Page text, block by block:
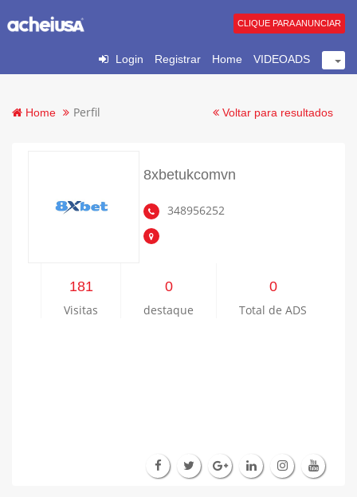
Login Registrar Home VIDEOADS
CLIQUE PARA ANUNCIAR
Home Perfil Voltar para resultados
8xbetukcomvn
348956252
181
Visitas
0
destaque
0
Total de ADS